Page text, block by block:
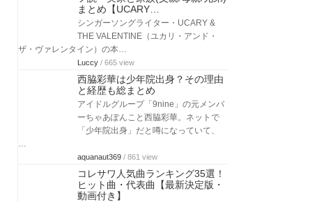
まとめ【UCARY…
シンガーソングライター・UCARY &
THE VALENTINE（ユカリ・アンド・
ザ・ヴァレンタイン）の本…
Luccy / 665 view
西脇彩華は少年院出身？その理由
と経歴も総まとめ
アイドルグループ「9nine」の元メンバ
ーちゃあぽんこと西脇彩華。ネットで
「少年院出身」だと噂になっていて、
…
aquanaut369 / 861 view
コレサワ人気曲ランキング35選！
ヒット曲・代表曲【最新決定版・
動画付き】